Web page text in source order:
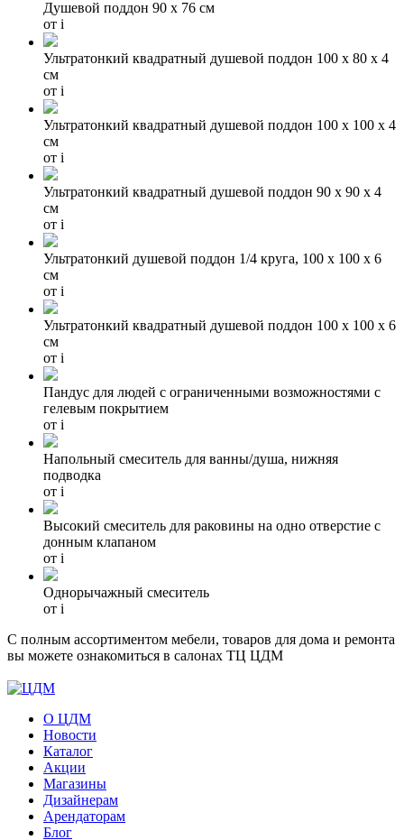
Душевой поддон 90 x 76 см
от i
Ультратонкий квадратный душевой поддон 100 х 80 х 4
см
от i
Ультратонкий квадратный душевой поддон 100 х 100 х 4
см
от i
Ультратонкий квадратный душевой поддон 90 х 90 х 4
см
от i
Ультратонкий душевой поддон 1/4 круга, 100 х 100 х 6
см
от i
Ультратонкий квадратный душевой поддон 100 х 100 х 6
см
от i
Пандус для людей с ограниченными возможностями с
гелевым покрытием
от i
Hапольный смеситель для ванны/душа, нижняя
подводка
от i
Высокий смеситель для раковины на одно отверстие с
донным клапаном
от i
Однорычажный смеситель
от i
С полным ассортиментом мебели, товаров для дома и ремонта
вы можете ознакомиться в салонах ТЦ ЦДМ
О ЦДМ
Новости
Каталог
Акции
Магазины
Дизайнерам
Арендаторам
Блог